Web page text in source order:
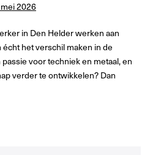
2026
in Den Helder werken aan
het verschil maken in de
voor techniek en metaal, en
verder te ontwikkelen? Dan